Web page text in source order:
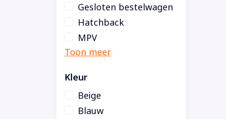
Gesloten bestelwagen
Hatchback
MPV
Kleur
Beige
Blauw